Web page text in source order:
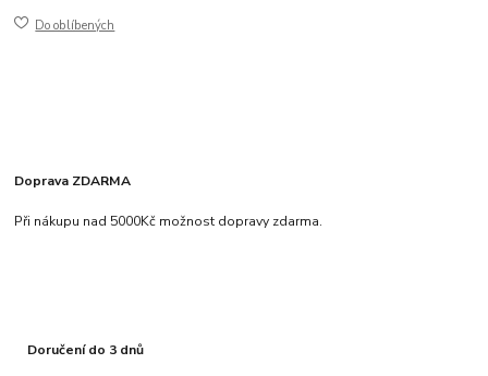
Do oblíbených
Doprava ZDARMA
Při nákupu nad 5000Kč možnost dopravy zdarma.
Doručení do 3 dnů